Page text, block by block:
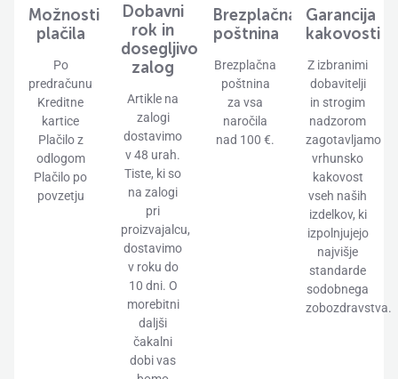
Možnosti
plačila
Po
predračunu
Kreditne
kartice
Plačilo z
odlogom
Plačilo po
povzetju
Dobavni
rok in
dosegljivost
zalog
Artikle na
zalogi
dostavimo
v 48 urah.
Tiste, ki so
na zalogi
pri
proizvajalcu,
dostavimo
v roku do
10 dni. O
morebitni
daljši
čakalni
dobi vas
Brezplačna
poštnina
Brezplačna
poštnina
za vsa
naročila
nad 100 €.
Garancija
kakovosti
Z izbranimi
dobavitelji
in strogim
nadzorom
zagotavljamo
vrhunsko
kakovost
vseh naših
izdelkov, ki
izpolnjujejo
najvišje
standarde
sodobnega
zobozdravstva.